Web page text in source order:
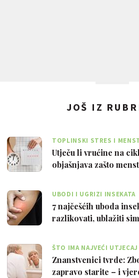
JOŠ IZ
TOPLINSKI STRES I
Utječu li vrućine na
objašnjava zašto
UBODI I UGRIZI INSEKATA
7 najčešćih uboda
razlikovati, ublažiti
ŠTO IMA NAJVEĆI UTJECAJ
Znanstvenici tvrde:
zapravo starite – i